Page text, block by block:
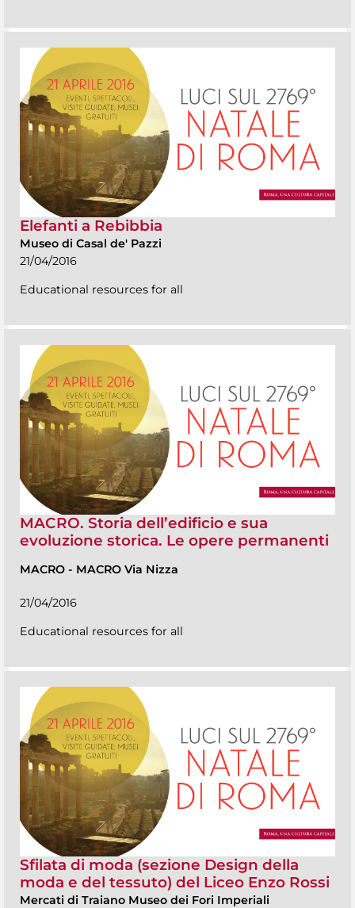
Elefanti a Rebibbia
Museo di Casal de' Pazzi
21/04/2016
Educational resources for all
MACRO. Storia dell’edificio e sua
evoluzione storica. Le opere permanenti
MACRO - MACRO Via Nizza
21/04/2016
Educational resources for all
Sfilata di moda (sezione Design della
moda e del tessuto) del Liceo Enzo Rossi
Mercati di Traiano Museo dei Fori Imperiali